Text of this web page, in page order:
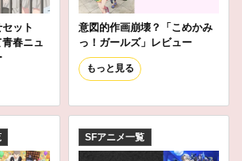
ット
青春ニュ
意図的作画崩壊？「こめかみ
っ！ガールズ」レビュー
もっと見る
SFアニメ一覧